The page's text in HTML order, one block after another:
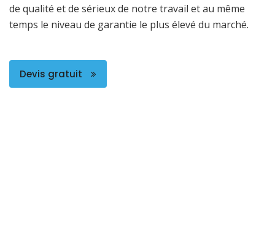
de qualité et de sérieux de notre travail et au même
temps le niveau de garantie le plus élevé du marché.
Devis gratuit